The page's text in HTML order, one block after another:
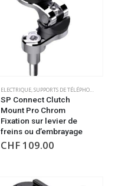
ELECTRIQUE,SUPPORTS DE TÉLÉPHONE/GPS
SP Connect Clutch
Mount Pro Chrom
Fixation sur levier de
freins ou d’embrayage
CHF 109.00